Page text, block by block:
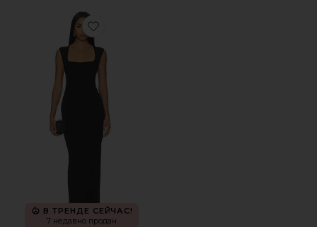
Favorite ПЛАТЬЕ МИДИ SAVANNAH
В ТРЕНДЕ СЕЙЧАС!
7 недавно продан